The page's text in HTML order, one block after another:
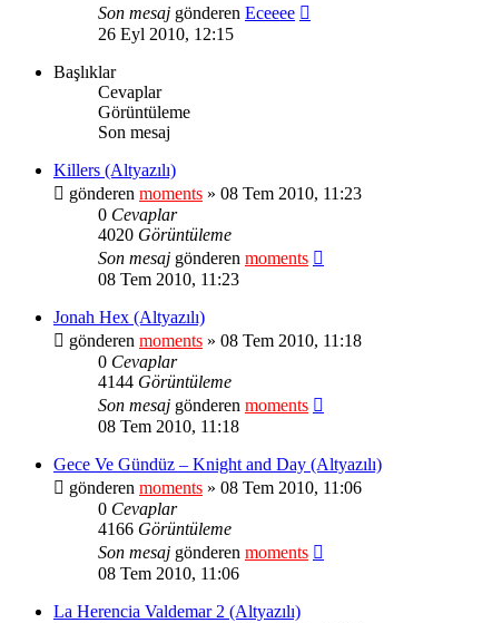
Son mesaj gönderen Eceeee
26 Eyl 2010, 12:15
Başlıklar
Cevaplar
Görüntüleme
Son mesaj
Killers (Altyazılı)
gönderen moments » 08 Tem 2010, 11:23
0 Cevaplar
4020 Görüntüleme
Son mesaj gönderen moments
08 Tem 2010, 11:23
Jonah Hex (Altyazılı)
gönderen moments » 08 Tem 2010, 11:18
0 Cevaplar
4144 Görüntüleme
Son mesaj gönderen moments
08 Tem 2010, 11:18
Gece Ve Gündüz – Knight and Day (Altyazılı)
gönderen moments » 08 Tem 2010, 11:06
0 Cevaplar
4166 Görüntüleme
Son mesaj gönderen moments
08 Tem 2010, 11:06
La Herencia Valdemar 2 (Altyazılı)